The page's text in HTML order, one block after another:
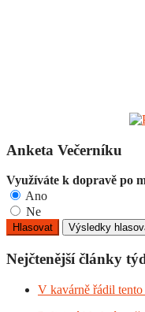
Anketa Večerníku
Využíváte k dopravě po
Ano
Ne
Nejčtenější články
V kavárně řádil